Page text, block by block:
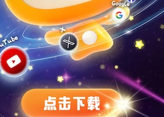
支持[0] 反对[0]